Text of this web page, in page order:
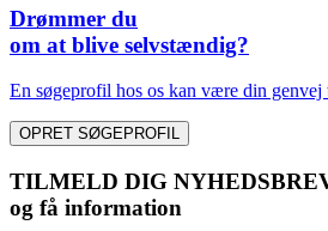
Drømmer du
om at blive selvstændig?
En søgeprofil hos os kan være din
OPRET SØGEPROFIL
TILMELD DIG
og få information